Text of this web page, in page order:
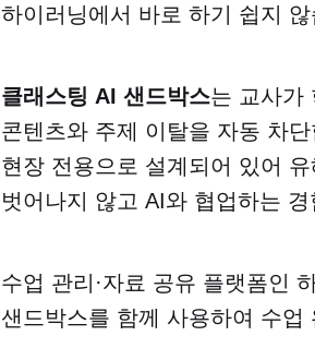
하이러닝에서 바로 하기 쉽지 않
클래스팅 AI 샌드박스는 교사가
콘텐츠와 주제 이탈을 자동 차
현장 전용으로 설계되어 있어
벗어나지 않고 AI와 협업하는
수업 관리·자료 공유 플랫폼인
샌드박스를 함께 사용하여 수업